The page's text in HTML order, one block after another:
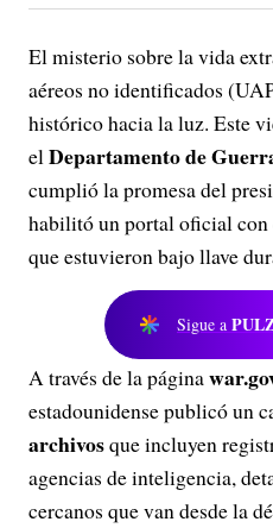
El misterio sobre la vida
aéreos no identificados
histórico hacia la luz. Este
elDepartamento de
cumplió la promesa del
habilitó un portal oficial con
que estuvieron bajo llave
Sigue a
A través de la página
estadounidense publicó un
archivosque incluyen
agencias de inteligencia,
cercanos que van desde la